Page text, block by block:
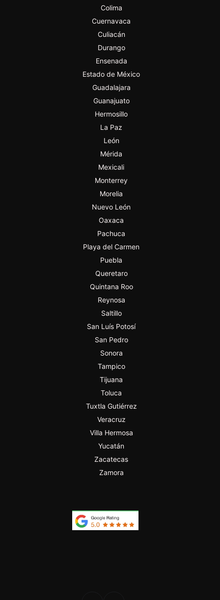
Colima
Cuernavaca
Culiacán
Durango
Ensenada
Estado de México
Guadalajara
Guanajuato
Hermosillo
La Paz
León
Mérida
Mexicali
Monterrey
Morelia
Nuevo León
Oaxaca
Pachuca
Playa del Carmen
Puebla
Queretaro
Quintana Roo
Reynosa
Saltillo
San Luís Potosí
San Pedro
Sonora
Tampico
Tijuana
Toluca
Tuxtla Gutiérrez
Veracruz
Villa Hermosa
Yucatán
Zacatecas
Zamora